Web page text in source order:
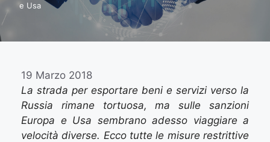
e Usa
19 Marzo 2018
La strada per esportare beni e servizi verso la
Russia rimane tortuosa, ma sulle sanzioni
Europa e Usa sembrano adesso viaggiare a
velocità diverse. Ecco tutte le misure restrittive